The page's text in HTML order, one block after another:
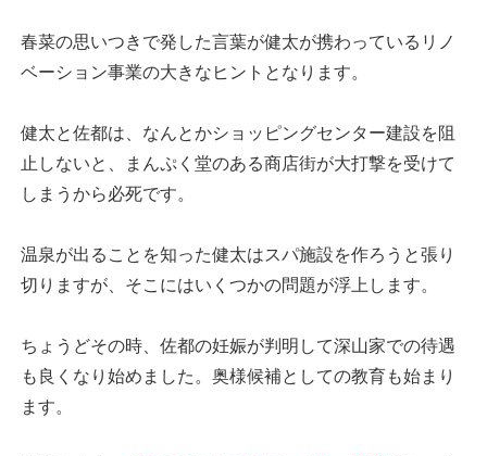
春菜の思いつきで発した言葉が健太が携わっているリノ
ベーション事業の大きなヒントとなります。
健太と佐都は、なんとかショッピングセンター建設を阻
止しないと、まんぷく堂のある商店街が大打撃を受けて
しまうから必死です。
温泉が出ることを知った健太はスパ施設を作ろうと張り
切りますが、そこにはいくつかの問題が浮上します。
ちょうどその時、佐都の妊娠が判明して深山家での待遇
も良くなり始めました。奥様候補としての教育も始まり
ます。